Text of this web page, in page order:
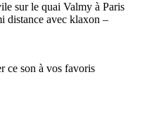
sur le quai Valmy à Paris
distance avec klaxon –